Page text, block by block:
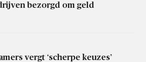
bezorgd om geld
vergt ‘scherpe keuzes’